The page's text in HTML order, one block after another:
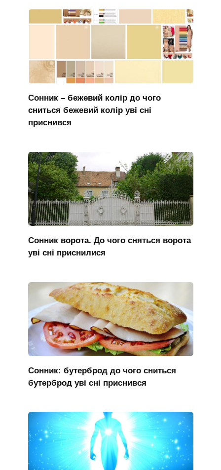
Сонник – бежевий колір до чого
сниться бежевий колір уві сні
приснився
Сонник ворота. До чого сняться ворота
уві сні приснилися
Сонник: бутерброд до чого сниться
бутерброд уві сні приснився